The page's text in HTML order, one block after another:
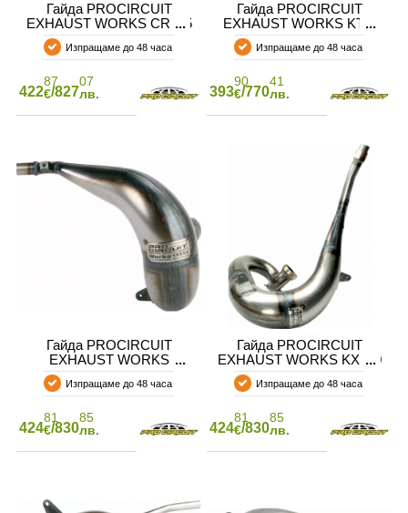
Гайда PROCIRCUIT
EXHAUST WORKS CR125
92-97
Изпращаме до 48 часа
422
87
€/827
07
лв.
Гайда PROCIRCUIT
EXHAUST WORKS KTM
50
Изпращаме до 48 часа
393
90
€/770
41
лв.
Гайда PROCIRCUIT
EXHAUST WORKS
KTM250
Изпращаме до 48 часа
424
81
€/830
85
лв.
Гайда PROCIRCUIT
EXHAUST WORKS KX250
05-07
Изпращаме до 48 часа
424
81
€/830
85
лв.